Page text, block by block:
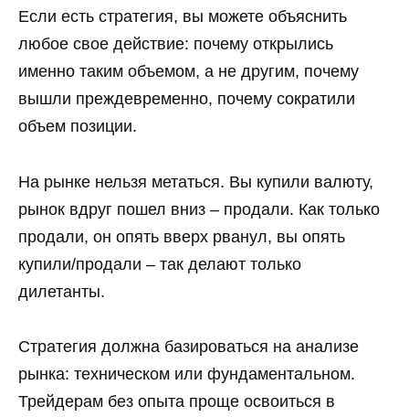
Если есть стратегия, вы можете объяснить
любое свое действие: почему открылись
именно таким объемом, а не другим, почему
вышли преждевременно, почему сократили
объем позиции.
На рынке нельзя метаться. Вы купили валюту,
рынок вдруг пошел вниз – продали. Как только
продали, он опять вверх рванул, вы опять
купили/продали – так делают только
дилетанты.
Стратегия должна базироваться на анализе
рынка: техническом или фундаментальном.
Трейдерам без опыта проще освоиться в